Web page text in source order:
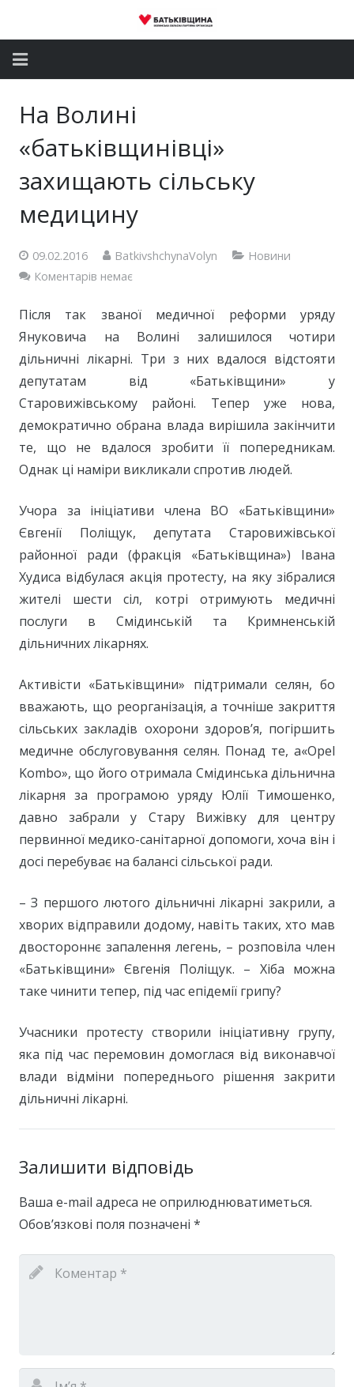
Депутатський корпус
Контакти
На Волині
«батьківщинівці»
захищають сільську
медицину
09.02.2016 BatkivshchynaVolyn
Новини
Коментарів немає
Після так званої медичної реформи уряду
Януковича на Волині залишилося чотири
дільничні лікарні. Три з них вдалося відстояти
депутатам від «Батьківщини» у
Старовижівському районі. Тепер уже нова,
демократично обрана влада вирішила закінчити
те, що не вдалося зробити її попередникам.
Однак ці наміри викликали спротив людей.
Учора за ініціативи члена ВО «Батьківщини»
Євгенії Поліщук, депутата Старовижівської
районної ради (фракція «Батьківщина») Івана
Худиса відбулася акція протесту, на яку зібралися
жителі шести сіл, котрі отримують медичні
послуги в Смідинській та Кримненській
дільничних лікарнях.
Активісти «Батьківщини» підтримали селян, бо
вважають, що реорганізація, а точніше закриття
сільських закладів охорони здоров’я, погіршить
медичне обслуговування селян. Понад те, а«Opel
Kombo», що його отримала Смідинська дільнична
лікарня за програмою уряду Юлії Тимошенко,
давно забрали у Стару Вижівку для центру
первинної медико-санітарної допомоги, хоча він і
досі перебуває на балансі сільської ради.
– З першого лютого дільничні лікарні закрили, а
хворих відправили додому, навіть таких, хто мав
двостороннє запалення легень, – розповіла член
«Батьківщини» Євгенія Поліщук. – Хіба можна
таке чинити тепер, під час епідемії грипу?
Учасники протесту створили ініціативну групу,
яка під час перемовин домоглася від виконавчої
влади відміни попереднього рішення закрити
дільничні лікарні.
Залишити відповідь
Ваша e-mail адреса не оприлюднюватиметься.
Обов’язкові поля позначені *